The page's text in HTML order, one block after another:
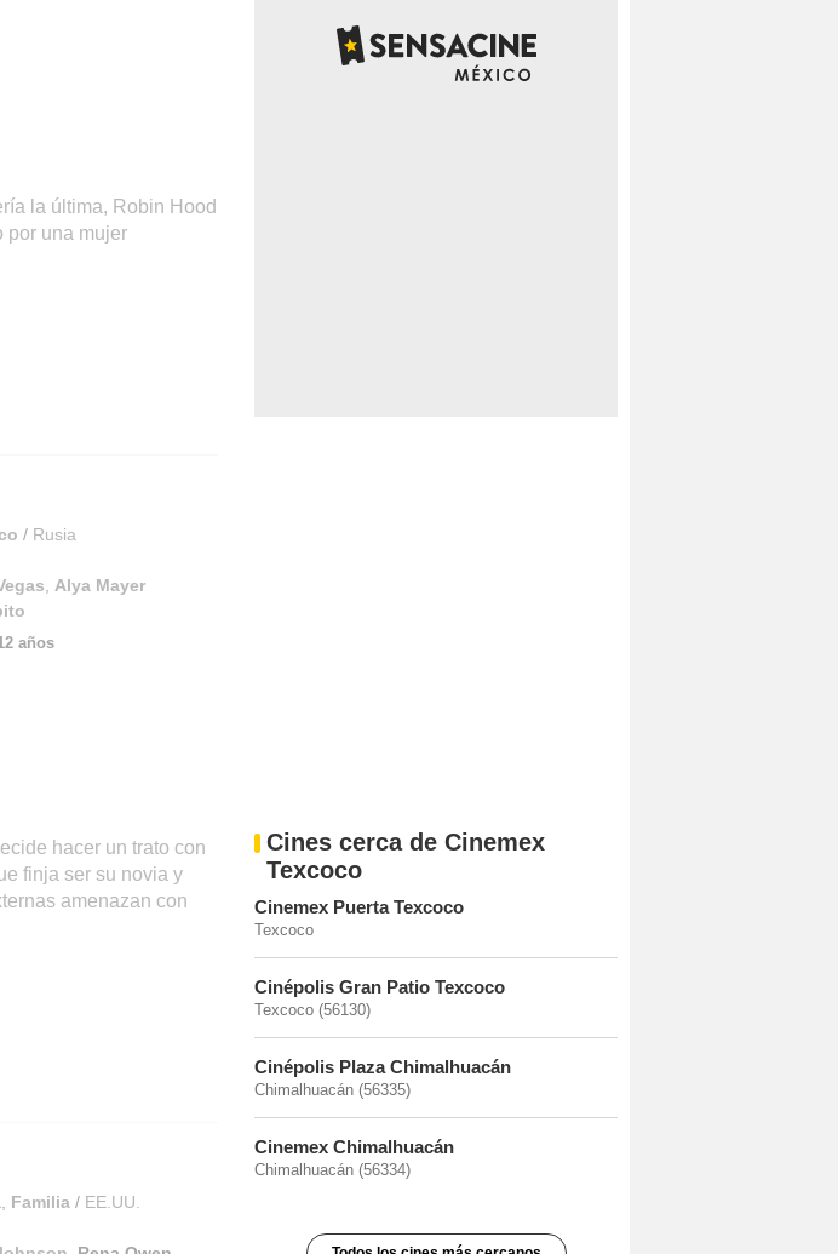
la última, Robin Hood
por una mujer
/ Rusia
Alya Mayer
años
hacer un trato con
finja ser su novia y
amenazan con
Familia / EE.UU.
Cines cerca de Cinemex
Texcoco
Cinemex Puerta Texcoco
Texcoco
Cinépolis Gran Patio Texcoco
Texcoco (56130)
Cinépolis Plaza Chimalhuacán
Chimalhuacán (56335)
Cinemex Chimalhuacán
Chimalhuacán (56334)